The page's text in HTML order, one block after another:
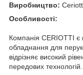
Виробництво:
Особливості:
Компанія CERIOTTI є
обладнання для
відрізняє високий
передових технологій.